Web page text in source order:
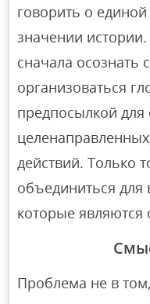
говорить о
значении
сначала осознать
организоваться
предпосылкой для
действий. Только
объединиться для
которые являются
Проблема не в